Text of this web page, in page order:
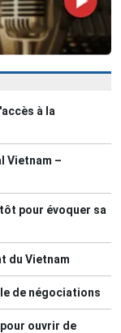
à la
Vietnam –
pour évoquer sa
du Vietnam
de négociations
ouvrir de